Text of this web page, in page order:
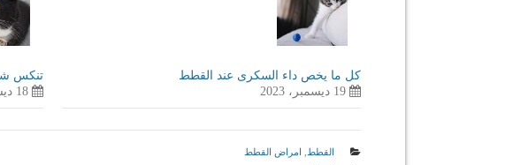
كل ما يخص داء السكرى عند القطط
19 ديسمبر، 2023
تنكس
18 ديسمبر، 2023
القطط
امراض القطط